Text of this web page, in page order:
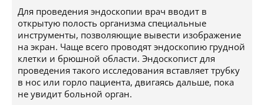
Для проведения эндоскопии врач вводит в
открытую полость организма специальные
инструменты, позволяющие вывести изображение
на экран. Чаще всего проводят эндоскопию грудной
клетки и брюшной области. Эндоскопист для
проведения такого исследования вставляет трубку
в нос или горло пациента, двигаясь дальше, пока
не увидит больной орган.